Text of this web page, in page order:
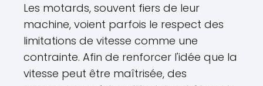
Les motards, souvent fiers de leur
machine, voient parfois le respect des
limitations de vitesse comme une
contrainte. Afin de renforcer l'idée que la
vitesse peut être maîtrisée, des